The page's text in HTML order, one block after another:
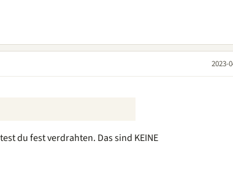
2023-
du fest verdrahten. Das sind KEINE